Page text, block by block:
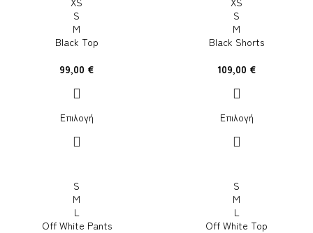
S
M
Black Top
99,00 €
Επιλογή
S
M
Black Shorts
109,00 €
Επιλογή
S
M
L
Off White Pants
S
M
L
Off White Top